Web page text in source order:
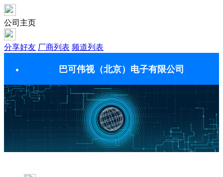
公司主页
分享好友 厂商列表 频道列表
巴可伟视（北京）电子有限公司